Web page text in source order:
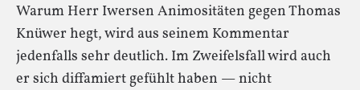
Warum Herr Iwersen Animositäten gegen Thomas
Knüwer hegt, wird aus seinem Kommentar
jedenfalls sehr deutlich. Im Zweifelsfall wird auch
er sich diffamiert gefühlt haben — nicht